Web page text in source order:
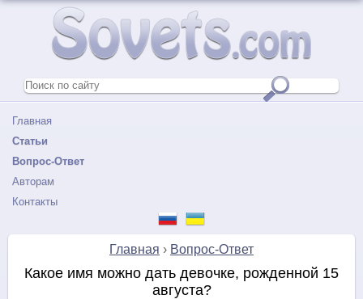
Главная
Статьи
Вопрос-Ответ
Авторам
Контакты
Главная › Вопрос-Ответ
Какое имя можно дать девочке, рожденной 15
августа?